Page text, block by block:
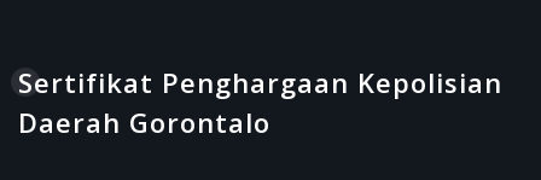
Sertifikat Penghargaan Kepolisian
Daerah Gorontalo